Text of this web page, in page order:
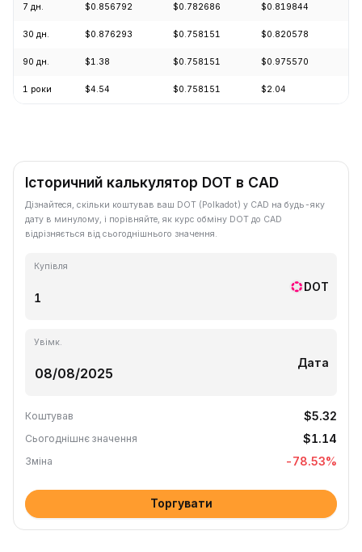
7 дн. $0.856792 $0.782686 $0.819844
30 дн. $0.876293 $0.758151 $0.820578
90 дн. $1.38 $0.758151 $0.975570
1 роки $4.54 $0.758151 $2.04
Історичний калькулятор DOT в CAD
Дізнайтеся, скільки коштував ваш DOT (Polkadot) у CAD на будь-яку
дату в минулому, і порівняйте, як курс обміну DOT до CAD
відрізняється від сьогоднішнього значення.
Купівля
DOT
Увімк.
Дата
Коштував $5.32
Сьогоднішнє значення $1.14
Зміна -78.53%
Торгувати